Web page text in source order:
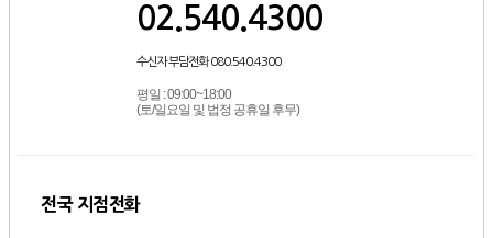
02.540.4300
수신자 부담전화 080.540.4300
평일 : 09:00~18:00
(토/일요일 및 법정 공휴일 후무)
전국 지점전화